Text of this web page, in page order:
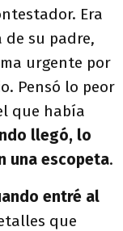
Era
de su padre,
urgente por
Pensó lo peor
que había
llegó, lo
una escopeta.
entré al
que